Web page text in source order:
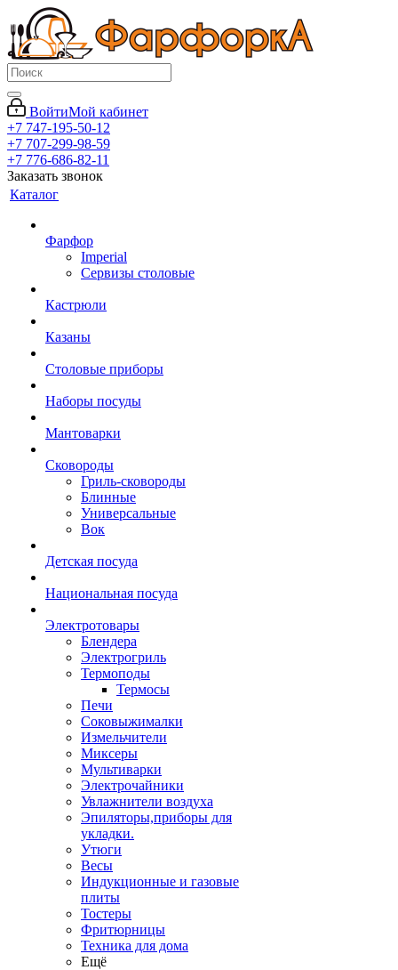
ВойтиМой кабинет
+7 747-195-50-12
+7 707-299-98-59
+7 776-686-82-11
Заказать звонок
Каталог
Фарфор
Imperial
Сервизы столовые
Кастрюли
Казаны
Столовые приборы
Наборы посуды
Мантоварки
Сковороды
Гриль-сковороды
Блинные
Универсальные
Вок
Детская посуда
Национальная посуда
Электротовары
Блендера
Электрогриль
Термоподы
Термосы
Печи
Соковыжималки
Измельчители
Миксеры
Мультиварки
Электрочайники
Увлажнители воздуха
Эпиляторы,приборы для
укладки.
Утюги
Весы
Индукционные и газовые
плиты
Тостеры
Фритюрницы
Техника для дома
Ещё